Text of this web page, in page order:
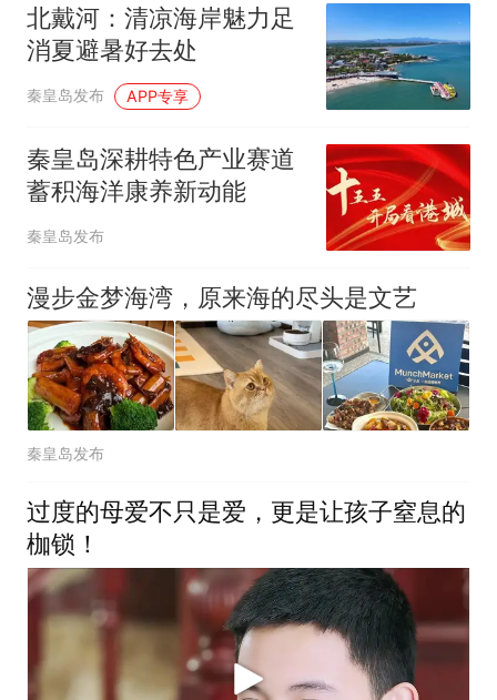
北戴河：清凉海岸魅力足
消夏避暑好去处
秦皇岛发布 APP专享
秦皇岛深耕特色产业赛道
蓄积海洋康养新动能
秦皇岛发布
漫步金梦海湾，原来海的尽头是文艺
秦皇岛发布
过度的母爱不只是爱，更是让孩子窒息的
枷锁！